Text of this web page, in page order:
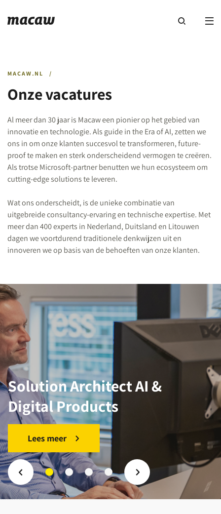
MACAW.NL /
Onze vacatures
Al meer dan 30 jaar is Macaw een pionier op het gebied van
innovatie en technologie. Als guide in the Era of AI, zetten we
ons in om onze klanten succesvol te transformeren, future-
proof te maken en sterk onderscheidend vermogen te creëren.
Als trotse Microsoft-partner benutten we hun ecosysteem om
cutting-edge solutions te leveren.
Wat ons onderscheidt, is de unieke combinatie van
uitgebreide consultancy-ervaring en technische expertise. Met
meer dan 400 experts in Nederland, Duitsland en Litouwen
dagen we voortdurend traditionele denkwijzen uit en
innoveren we op basis van de behoeften van onze klanten.
Solution Architect AI &
Digital Products
Lees meer